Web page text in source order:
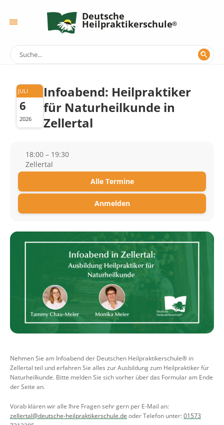
Deutsche
Heilpraktikerschule
JULI
6
2026
Infoabend: Heilpraktiker
für Naturheilkunde in
Zellertal
18:00 – 19:30
Zellertal
Alle Termine
Anmelden
Nehmen Sie am Infoabend der Deutschen Heilpraktikerschule® in
Zellertal teil und erfahren Sie alles zur Ausbildung zum Heilpraktiker für
Naturheilkunde. Bitte melden Sie sich vorher über das Formular am Ende
der Seite an.
Vorab klären wir alle Ihre Fragen sehr gern per E-Mail an:
zellertal@deutsche-heilpraktikerschule.de oder Telefon unter:01573